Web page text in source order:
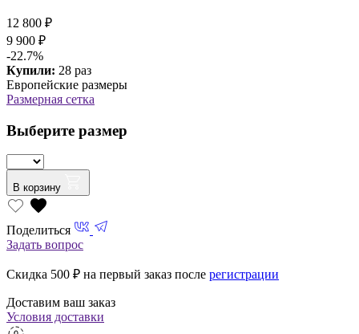
12 800 ₽
9 900 ₽
-22.7%
Купили: 28 раз
Европейские размеры
Размерная сетка
Выберите размер
В корзину
Поделиться
Задать вопрос
Скидка 500 ₽ на первый заказ после регистрации
Доставим ваш заказ
Условия доставки